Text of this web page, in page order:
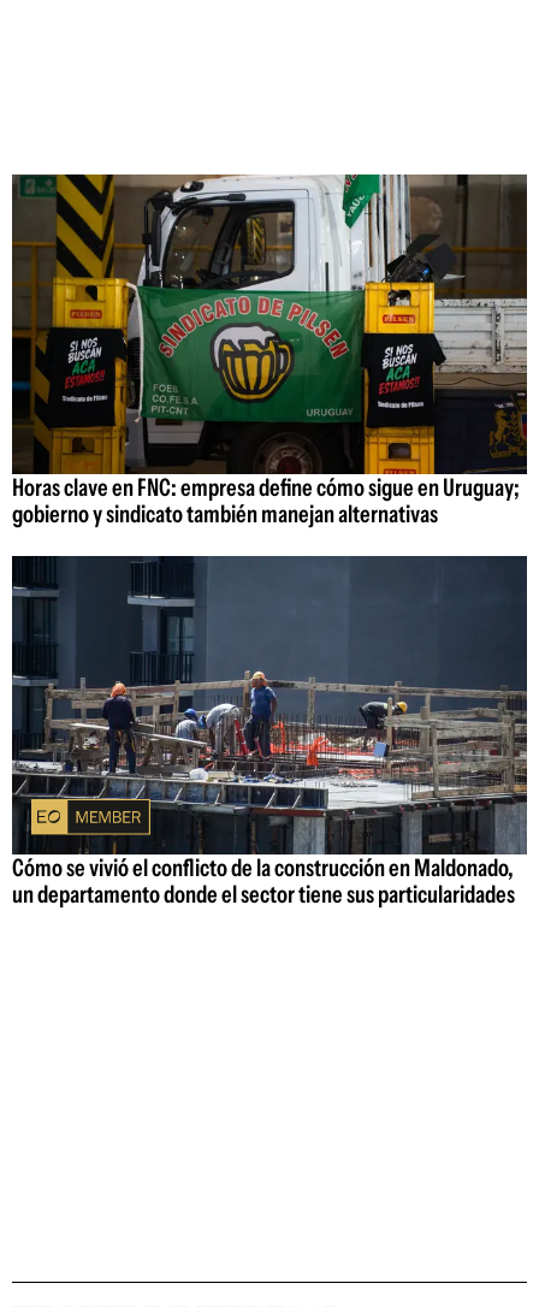
Horas clave en FNC: empresa define cómo sigue en Uruguay;
gobierno y sindicato también manejan alternativas
Cómo se vivió el conflicto de la construcción en Maldonado,
un departamento donde el sector tiene sus particularidades